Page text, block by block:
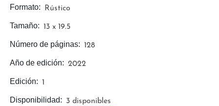
Disponibilidad: 3 disponibles
Edición: 1
Año de edición: 2022
Número de páginas: 128
Tamaño: 13 x 19.5
Formato: Rústico